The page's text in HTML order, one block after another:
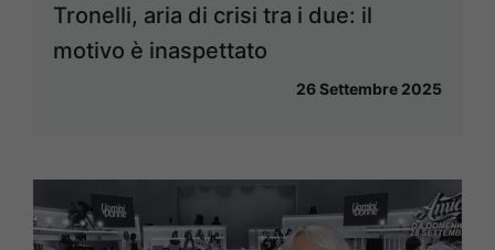
Tronelli, aria di crisi tra i due: il
motivo è inaspettato
26 Settembre 2025